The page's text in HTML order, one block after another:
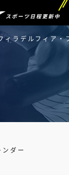
スポーツ日程更新中
ィラデルフィア・
ダー